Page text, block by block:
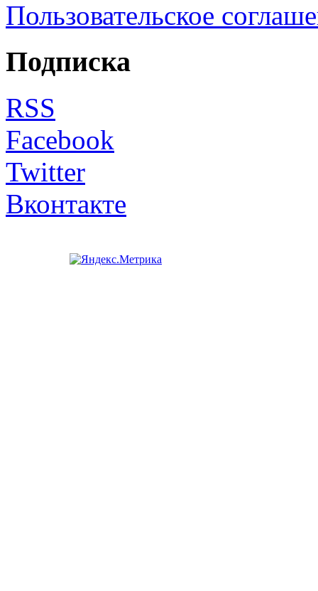
Пользовательское
Подписка
RSS
Facebook
Twitter
Вконтакте